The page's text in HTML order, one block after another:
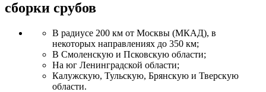
сборки срубов
В радиусе 200 км от Москвы (МКАД), в
некоторых направлениях до 350 км;
В Смоленскую и Псковскую области;
На юг Ленинградской области;
Калужскую, Тульскую, Брянскую и Тверскую
области.